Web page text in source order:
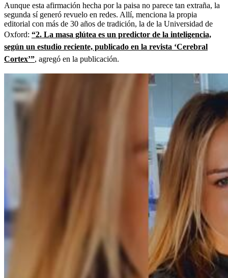
Aunque esta afirmación hecha por la paisa no parece tan extraña, la
segunda sí generó revuelo en redes. Allí, menciona la propia
editorial con más de 30 años de tradición, la de la Universidad de
Oxford: “2. La masa glútea es un predictor de la inteligencia,
según un estudio reciente, publicado en la revista ‘Cerebral
Cortex’”, agregó en la publicación.